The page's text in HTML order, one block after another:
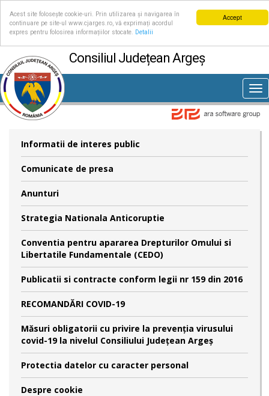
Accept
Acest site folosește cookie-uri. Prin utilizarea și navigarea în
continuare pe site-ul www.cjarges.ro, vă exprimați acordul
expres pentru folosirea informațiilor stocate.
Detalii
Consiliul Județean Argeș
Informatii de interes public
Comunicate de presa
Anunturi
Strategia Nationala Anticoruptie
Conventia pentru apararea Drepturilor Omului si
Libertatile Fundamentale (CEDO)
Publicatii si contracte conform legii nr 159 din 2016
RECOMANDĂRI COVID-19
Măsuri obligatorii cu privire la prevenția virusului
covid-19 la nivelul Consiliului Județean Argeș
Protectia datelor cu caracter personal
Despre cookie